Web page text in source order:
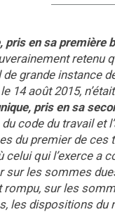
pris en sa première
retenu
grande instance
14 août 2015,
pris en sa
du code du travail et
du premier de
qui l’exerce a
sur les sommes
sur les
les dispositions du